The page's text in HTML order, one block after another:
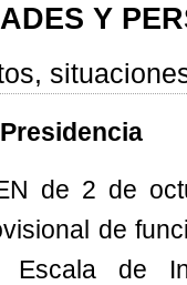
Y
de 2 de
de
Escala de